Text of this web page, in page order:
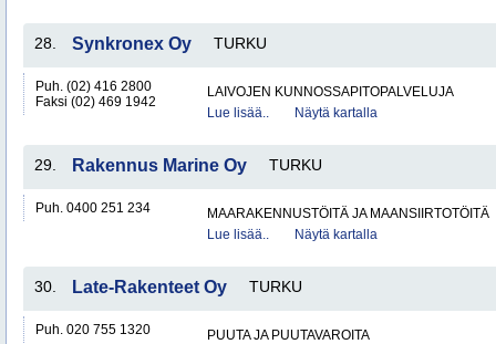
28. Synkronex Oy TURKU
Puh. (02) 416 2800
Faksi (02) 469 1942
LAIVOJEN KUNNOSSAPITOPALVELUJA
Lue lisää..
Näytä kartalla
29. Rakennus Marine Oy TURKU
Puh. 0400 251 234
MAARAKENNUSTÖITÄ JA MAANSIIRTOTÖITÄ
Lue lisää..
Näytä kartalla
30. Late-Rakenteet Oy TURKU
Puh. 020 755 1320
PUUTA JA PUUTAVAROITA